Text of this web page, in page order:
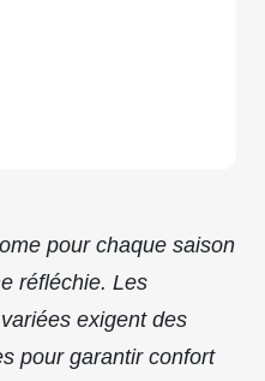
pour chaque saison
réfléchie. Les
exigent des
pour garantir confort